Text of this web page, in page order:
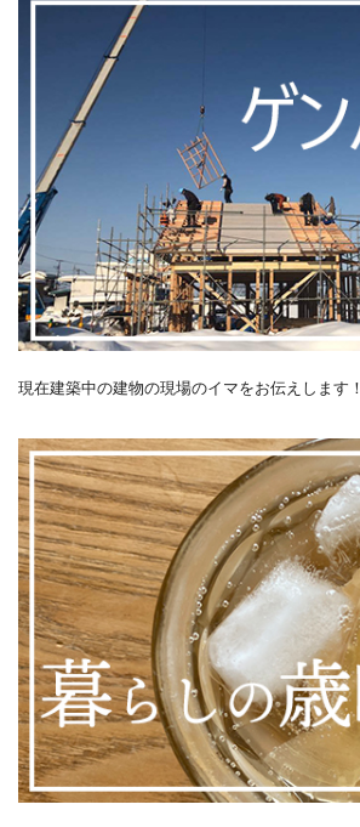
現在建築中の建物の現場のイマをお伝えします！